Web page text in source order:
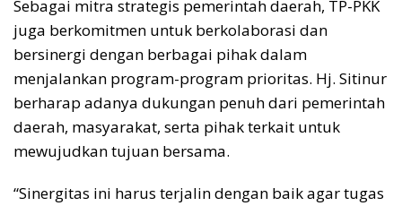
Sebagai mitra strategis pemerintah daerah, TP-PKK
juga berkomitmen untuk berkolaborasi dan
bersinergi dengan berbagai pihak dalam
menjalankan program-program prioritas. Hj. Sitinur
berharap adanya dukungan penuh dari pemerintah
daerah, masyarakat, serta pihak terkait untuk
mewujudkan tujuan bersama.
“Sinergitas ini harus terjalin dengan baik agar tugas